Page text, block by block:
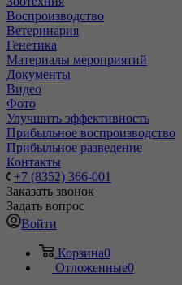
Воспроизводство
Ветеринария
Генетика
Материалы мероприятий
Документы
Видео
Фото
Улучшить эффективность
Прибыльное воспроизводство
Прибыльное разведение
Контакты
+7 (8352) 366-001
Заказать звонок
Задать вопрос
Войти
Корзина0
Отложенные0